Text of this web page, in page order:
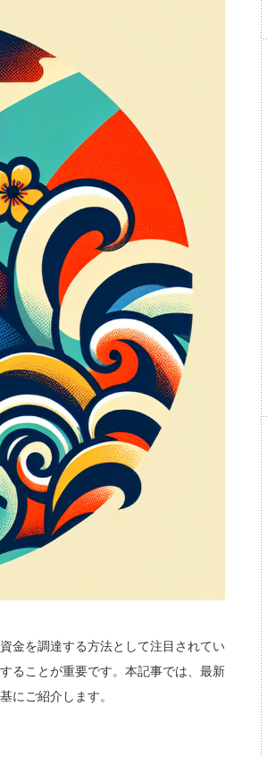
金を調達する方法として注目されてい
ることが重要です。本記事では、最新
にご紹介します。